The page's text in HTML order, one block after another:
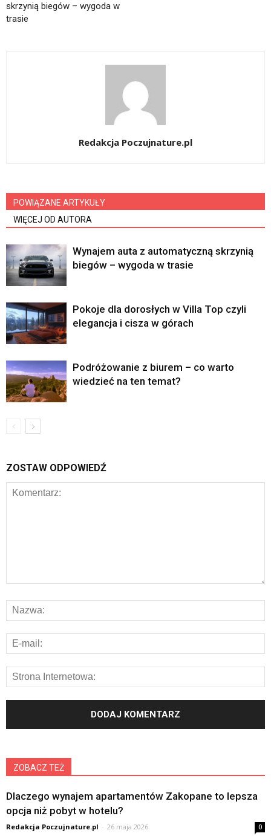
skrzynią biegów – wygoda w
trasie
Redakcja Poczujnature.pl
POWIĄZANE ARTYKUŁY
WIĘCEJ OD AUTORA
Wynajem auta z automatyczną skrzynią
biegów – wygoda w trasie
Pokoje dla dorosłych w Villa Top czyli
elegancja i cisza w górach
Podróżowanie z biurem – co warto
wiedzieć na ten temat?
ZOSTAW ODPOWIEDŹ
ZOBACZ TEŻ
Dlaczego wynajem apartamentów Zakopane to lepsza
opcja niż pobyt w hotelu?
Redakcja Poczujnature.pl - 26 maja 2026 0